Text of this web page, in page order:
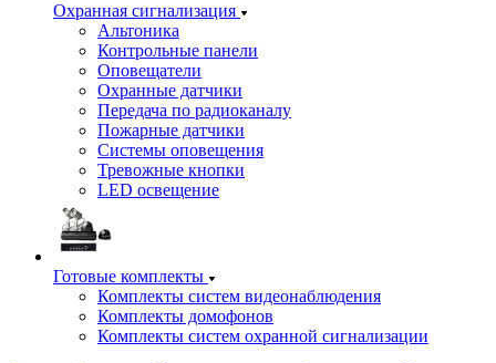
Охранная сигнализация
Альтоника
Контрольные панели
Оповещатели
Охранные датчики
Передача по радиоканалу
Пожарные датчики
Системы оповещения
Тревожные кнопки
LED освещение
Готовые комплекты
Комплекты систем видеонаблюдения
Комплекты домофонов
Комплекты систем охранной сигнализации